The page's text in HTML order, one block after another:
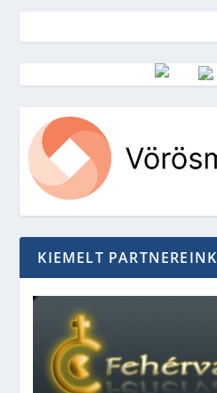
KIEMELT PARTNEREINK